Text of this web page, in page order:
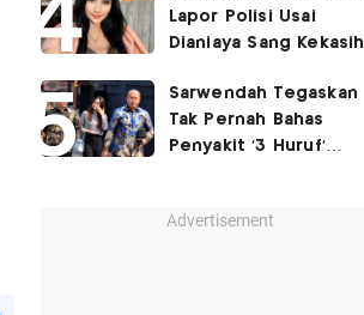
Lapor Polisi Usai
Dianiaya Sang Kekasih
Sarwendah Tegaskan
Tak Pernah Bahas
Penyakit '3 Huruf'
Advertisement